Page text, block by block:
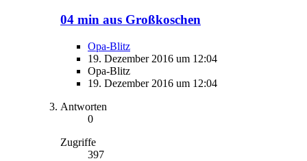
04 min aus Großkoschen
Opa-Blitz
19. Dezember 2016 um 12:04
Opa-Blitz
19. Dezember 2016 um 12:04
Antworten
0
Zugriffe
397